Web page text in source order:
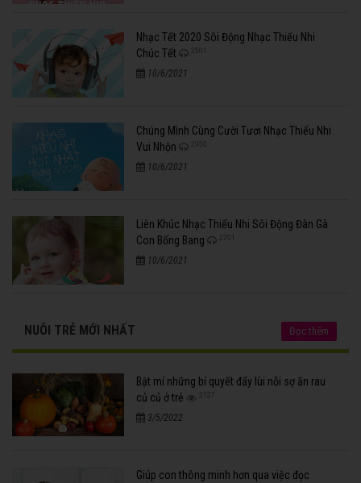
Nhạc Tết 2020 Sôi Động Nhạc Thiếu Nhi
Chúc Tết
10/6/2021
Chúng Mình Cùng Cười Tươi Nhạc Thiếu Nhi
Vui Nhộn
2950
10/6/2021
Liên Khúc Nhạc Thiếu Nhi Sôi Động Đàn Gà
Con Bống Bang
2701
10/6/2021
NUÔI TRẺ MỚI NHẤT Đọc thêm
Bật mí những bí quyết đẩy lùi nỗi sợ ăn rau
củ củ ở trẻ
2127
3/5/2022
Giúp con thông minh hơn qua việc đọc